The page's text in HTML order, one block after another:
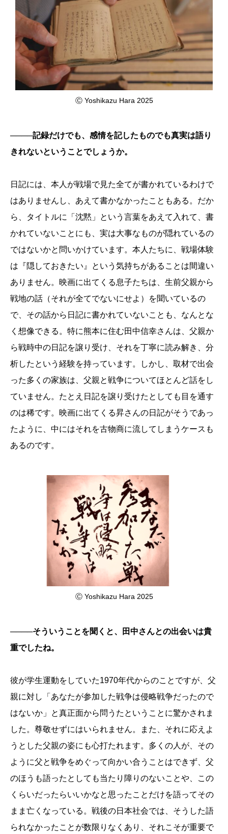
Ⓒ Yoshikazu Hara 2025
────記録だけでも、感情を記したものでも真実は語り
きれないということでしょうか。
日記には、本人が戦場で見た全てが書かれているわけで
はありませんし、あえて書かなかったこともある。だか
ら、タイトルに「沈黙」という言葉をあえて入れて、書
かれていないことにも、実は大事なものが隠れているの
ではないかと問いかけています。本人たちに、戦場体験
は『隠しておきたい』という気持ちがあることは間違い
ありません。映画に出てくる息子たちは、生前父親から
戦地の話（それが全てでないにせよ）を聞いているの
で、その話から日記に書かれていないことも、なんとな
く想像できる。特に熊本に住む田中信幸さんは、父親か
ら戦時中の日記を譲り受け、それを丁寧に読み解き、分
析したという経験を持っています。しかし、取材で出会
った多くの家族は、父親と戦争についてほとんど話をし
ていません。たとえ日記を譲り受けたとしても目を通す
のは稀です。映画に出てくる昇さんの日記がそうであっ
たように、中にはそれを古物商に流してしまうケースも
あるのです。
Ⓒ Yoshikazu Hara 2025
────そういうことを聞くと、田中さんとの出会いは貴
重でしたね。
彼が学生運動をしていた1970年代からのことですが、父
親に対し「あなたが参加した戦争は侵略戦争だったので
はないか」と真正面から問うたということに驚かされま
した。尊敬せずにはいられません。また、それに応えよ
うとした父親の姿にも心打たれます。多くの人が、その
ように父と戦争をめぐって向かい合うことはできず、父
のほうも語ったとしても当たり障りのないことや、この
くらいだったらいいかなと思ったことだけを語ってその
まま亡くなっている。戦後の日本社会では、そうした語
られなかったことが数限りなくあり、それこそが重要で